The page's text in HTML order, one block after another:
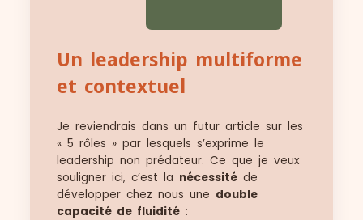
Un leadership multiforme
et contextuel
Je reviendrais dans un futur article sur les
« 5 rôles » par lesquels s’exprime le
leadership non prédateur. Ce que je veux
souligner ici, c’est la nécessitéde
développer chez nous une double
capacité de fluidité: